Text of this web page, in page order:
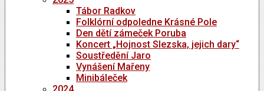
Tábor Radkov
Folklórní odpoledne Krásné Pole
Den dětí zámeček Poruba
Koncert „Hojnost Slezska, jejich dary“
Soustředění Jaro
Vynášení Mařeny
Minibáleček